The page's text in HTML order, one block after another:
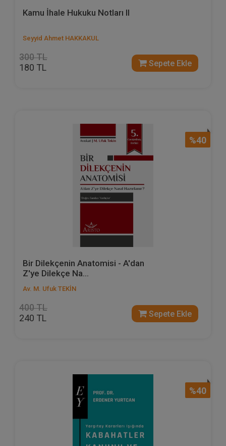
Kamu İhale Hukuku Notları II
Seyyid Ahmet HAKKAKUL
300 TL
180 TL Sepete Ekle
%40
Bir Dilekçenin Anatomisi - A'dan
Z'ye Dilekçe Na...
Av. M. Ufuk TEKİN
400 TL
240 TL Sepete Ekle
%40